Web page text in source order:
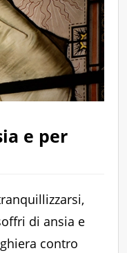
e per
di ansia e
contro